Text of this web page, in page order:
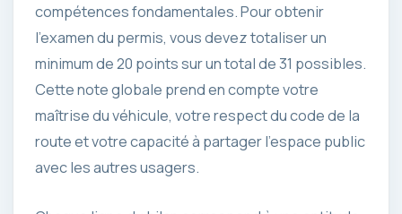
compétences fondamentales. Pour obtenir
l’examen du permis, vous devez totaliser un
minimum de 20 points sur un total de 31 possibles.
Cette note globale prend en compte votre
maîtrise du véhicule, votre respect du code de la
route et votre capacité à partager l’espace public
avec les autres usagers.